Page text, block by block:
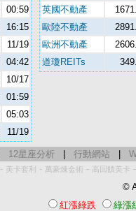
00:59
16:15
11/19
04:42
10/17
01:59
05:03
11/19
英國不動產
歐陸不動產
歐洲不動產
道瓊REITs
12星座分析 行動網站
- 美卡套利 - 萬豪煉金術 - 高回饋美卡
©
紅漲綠跌
綠漲